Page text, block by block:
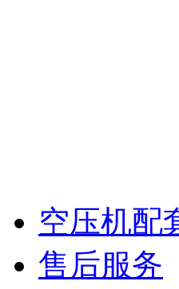
空压机配
售后服务